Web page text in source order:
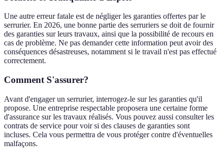
Une autre erreur fatale est de négliger les garanties offertes par le
serrurier. En 2026, une bonne partie des serruriers se doit de fournir
des garanties sur leurs travaux, ainsi que la possibilité de recours en
cas de problème. Ne pas demander cette information peut avoir des
conséquences désastreuses, notamment si le travail n'est pas effectué
correctement.
Comment S'assurer?
Avant d'engager un serrurier, interrogez-le sur les garanties qu'il
propose. Une entreprise respectable proposera une certaine forme
d'assurance sur les travaux réalisés. Vous pouvez aussi consulter les
contrats de service pour voir si des clauses de garanties sont
incluses. Cela vous permettra de vous protéger contre d'éventuelles
malfaçons.